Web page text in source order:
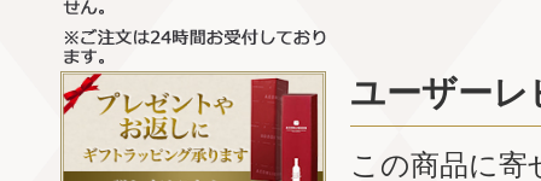
ユーザーレ
この商品に